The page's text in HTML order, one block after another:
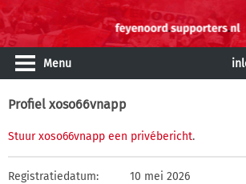
Menu
Profiel xoso66vnapp
Stuur xoso66vnapp een privébericht.
Registratiedatum: 10 mei 2026